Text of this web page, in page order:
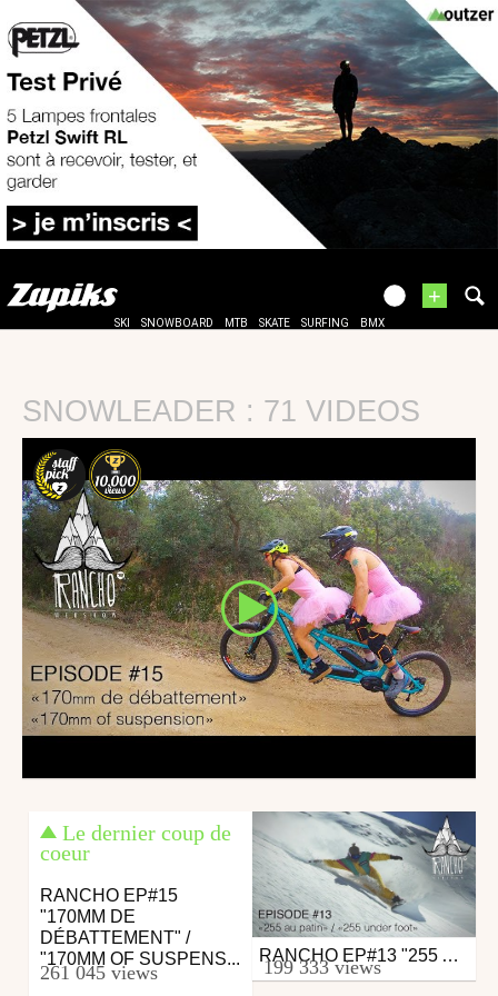
+
SKI SNOWBOARD MTB SKATE SURFING BMX
SNOWLEADER : 71 VIDEOS
Le dernier coup de
coeur
RANCHO EP#15
"170MM DE
DÉBATTEMENT" /
"170MM OF SUSPENS...
261 045 views
Ski
from Rancho
RANCHO EP#13 "255 AU PATIN" / "255 UNDER FOOT"
199 333 views